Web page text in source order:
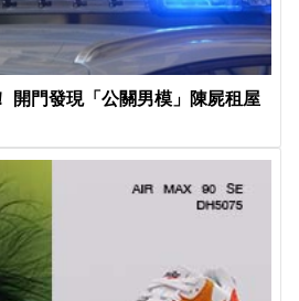
開門發現「公關男模」陳屍租屋